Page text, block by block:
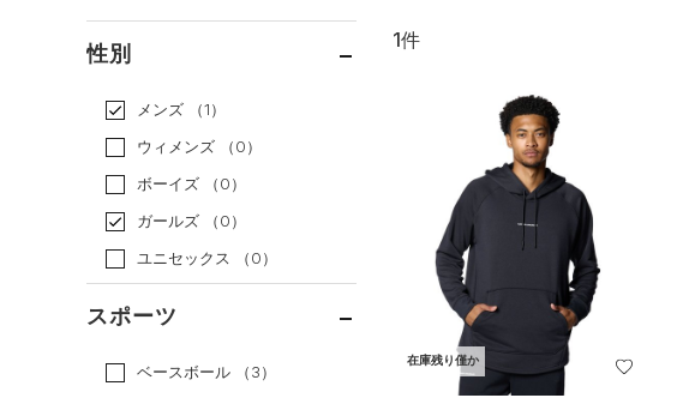
性別
メンズ
（1）
ウィメンズ
（0）
ボーイズ
（0）
ガールズ
（0）
ユニセックス
（0）
スポーツ
ベースボール
（3）
1件
在庫残り僅か